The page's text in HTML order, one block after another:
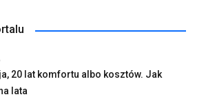
20 lat komfortu albo kosztów. Jak
lata